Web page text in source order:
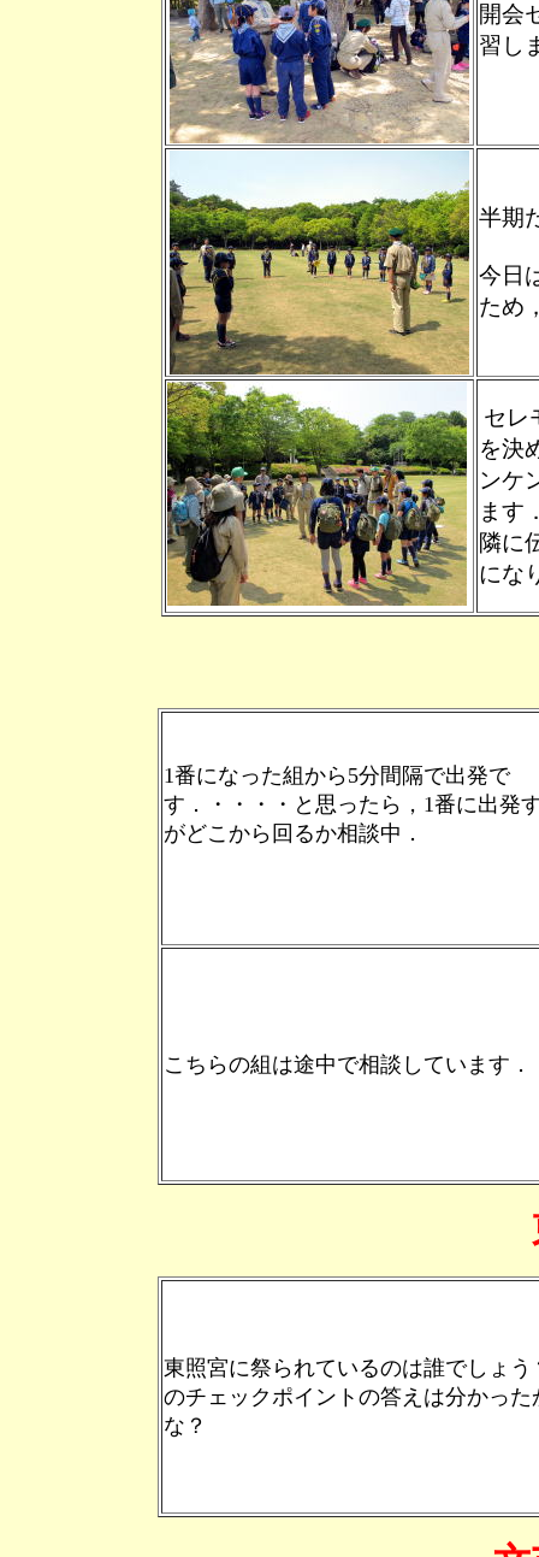
開会
習し
半期
今日
ため
セレ
を決
ンケ
ます
隣に
にな
1番になった組から5分間隔で出発で
す．・・・・と思ったら，1番に出発
がどこから回るか相談中．
こちらの組は途中で相談しています．
東照宮に祭られているのは誰でしょう
のチェックポイントの答えは分かった
な？